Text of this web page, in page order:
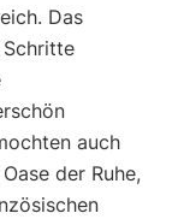
Das
auch
der Ruhe,